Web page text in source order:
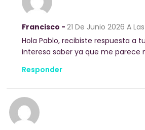
Francisco - 21 De Junio 2026 A
Hola Pablo, recibiste respuesta a
interesa saber ya que me parece
Responder